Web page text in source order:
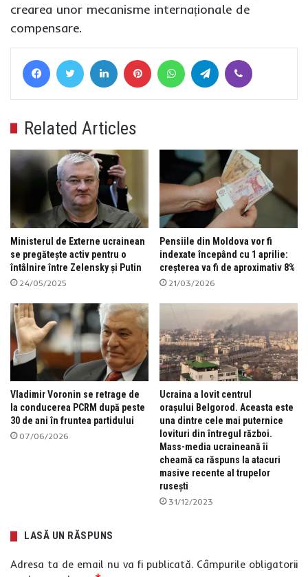
crearea unor mecanisme internaționale de
compensare.
FacebookTwitter LinkedIn Pinterest WhatsAppTelegram
Related Articles
Ministerul de Externe ucrainean
se pregătește activ pentru o
întâlnire între Zelensky și Putin
24/05/2025
Pensiile din Moldova vor fi
indexate începând cu 1 aprilie:
creșterea va fi de aproximativ 8%
21/03/2026
Vladimir Voronin se retrage de
la conducerea PCRM după peste
30 de ani în fruntea partidului
07/06/2026
Ucraina a lovit centrul
orașului Belgorod. Aceasta este
una dintre cele mai puternice
lovituri din întregul război.
Mass-media ucraineană îi
cheamă ca răspuns la atacuri
masive recente al trupelor
rusești
31/12/2023
LASĂ UN RĂSPUNS
Adresa ta de email nu va fi publicată. Câmpurile obligatorii